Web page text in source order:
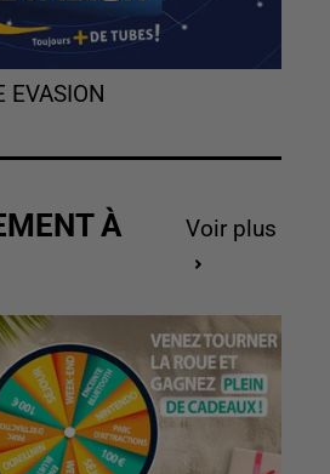
EVASION
À
Voir plus